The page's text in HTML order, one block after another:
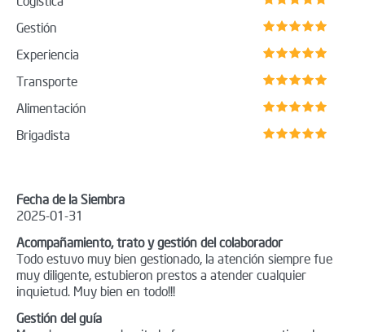
Gestión
Experiencia
Transporte
Alimentación
Brigadista
Fecha de la Siembra
2025-01-31
Acompañamiento, trato y gestión del colaborador
Todo estuvo muy bien gestionado, la atención siempre fue
muy diligente, estubieron prestos a atender cualquier
inquietud. Muy bien en todo!!!
Gestión del guía